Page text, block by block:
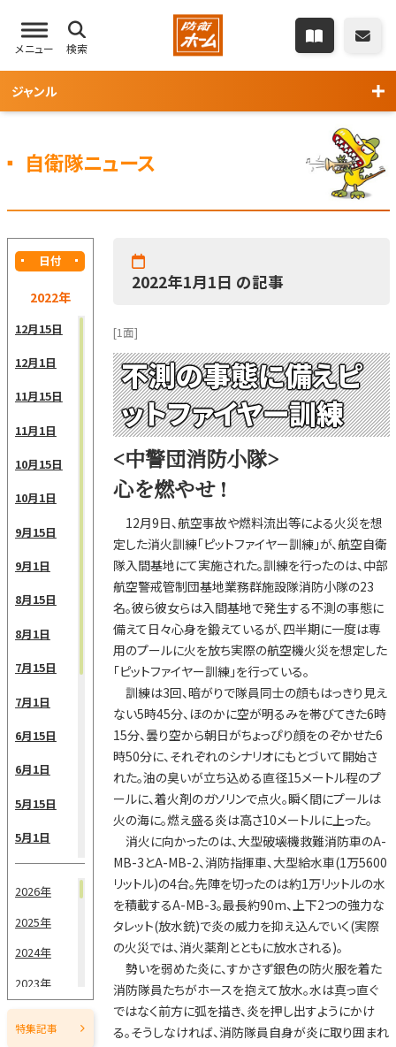
メニュー 検索
ジャンル
自衛隊ニュース
日付
2022年
12月15日
12月1日
11月15日
11月1日
10月15日
10月1日
9月15日
9月1日
8月15日
8月1日
7月15日
7月1日
6月15日
6月1日
5月15日
5月1日
2月15日
2026年
2025年
2024年
2023年
2022年
特集記事
2022年1月1日 の記事
[1面]
不測の事態に備えピ
ットファイヤー訓練
<中警団消防小隊>
心を燃やせ !
12月9日、航空事故や燃料流出等による火災を想
定した消火訓練「ピットファイヤー訓練」が、航空自衛
隊入間基地にて実施された。訓練を行ったのは、中部
航空警戒管制団基地業務群施設隊消防小隊の23
名。彼ら彼女らは入間基地で発生する不測の事態に
備えて日々心身を鍛えているが、四半期に一度は専
用のプールに火を放ち実際の航空機火災を想定した
「ピットファイヤー訓練」を行っている。
訓練は3回、暗がりで隊員同士の顔もはっきり見え
ない5時45分、ほのかに空が明るみを帯びてきた6時
15分、曇り空から朝日がちょっぴり顔をのぞかせた6
時50分に、それぞれのシナリオにもとづいて開始さ
れた。油の臭いが立ち込める直径15メートル程のプ
ールに、着火剤のガソリンで点火。瞬く間にプールは
火の海に。燃え盛る炎は高さ10メートルに上った。
消火に向かったのは、大型破壊機救難消防車のA-
MB-3とA-MB-2、消防指揮車、大型給水車(1万5600
リットル)の4台。先陣を切ったのは約1万リットルの水
を積載するA-MB-3。最長約90m、上下2つの強力な
タレット(放水銃)で炎の威力を抑え込んでいく(実際
の火災では、消火薬剤とともに放水される)。
勢いを弱めた炎に、すかさず銀色の防火服を着た
消防隊員たちがホースを抱えて放水。水は真っ直ぐ
ではなく前方に弧を描き、炎を押し出すようにかけ
る。そうしなければ、消防隊員自身が炎に取り囲まれ